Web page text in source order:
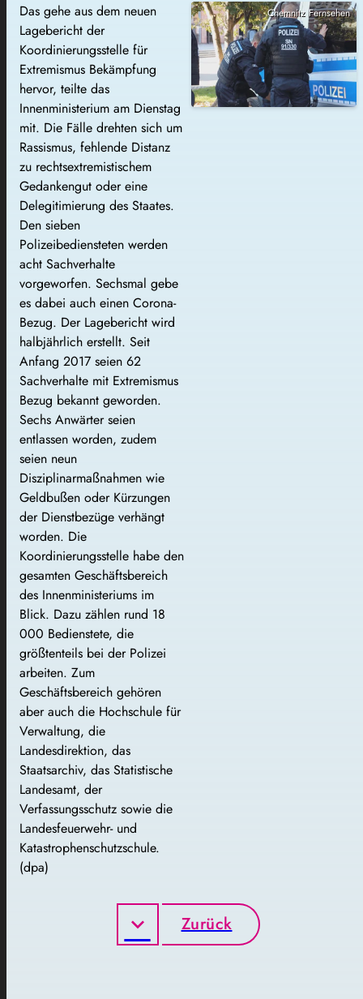
Das gehe aus dem neuen
Lagebericht der
Koordinierungsstelle für
Extremismus Bekämpfung
hervor, teilte das
Innenministerium am Dienstag
mit. Die Fälle drehten sich um
Rassismus, fehlende Distanz
zu rechtsextremistischem
Gedankengut oder eine
Delegitimierung des Staates.
Den sieben
Polizeibediensteten werden
acht Sachverhalte
vorgeworfen. Sechsmal gebe
es dabei auch einen Corona-
Bezug. Der Lagebericht wird
halbjährlich erstellt. Seit
Anfang 2017 seien 62
Sachverhalte mit Extremismus
Bezug bekannt geworden.
Sechs Anwärter seien
entlassen worden, zudem
seien neun
Disziplinarmaßnahmen wie
Geldbußen oder Kürzungen
der Dienstbezüge verhängt
worden. Die
Koordinierungsstelle habe den
gesamten Geschäftsbereich
des Innenministeriums im
Blick. Dazu zählen rund 18
000 Bedienstete, die
größtenteils bei der Polizei
arbeiten. Zum
Geschäftsbereich gehören
aber auch die Hochschule für
Verwaltung, die
Landesdirektion, das
Staatsarchiv, das Statistische
Landesamt, der
Verfassungsschutz sowie die
Landesfeuerwehr- und
Katastrophenschutzschule.
(dpa)
Chemnitz Fernsehen
Zurück